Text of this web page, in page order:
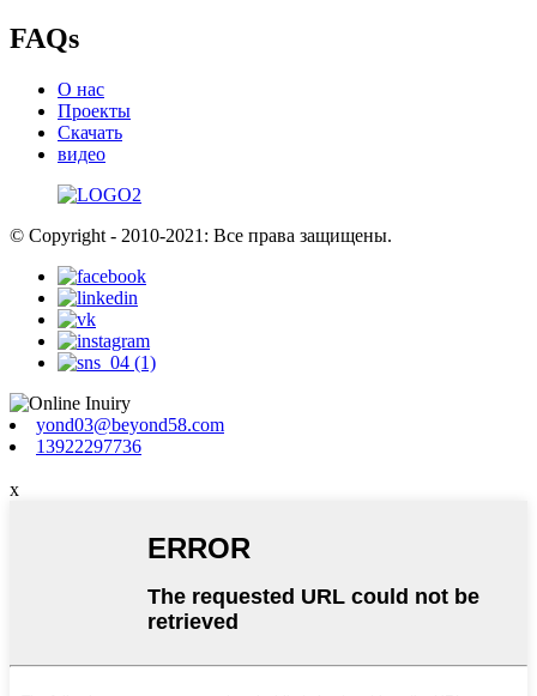
FAQs
О нас
Проекты
Скачать
видео
© Copyright - 2010-2021: Все права защищены.
yond03@beyond58.com
13922297736
x